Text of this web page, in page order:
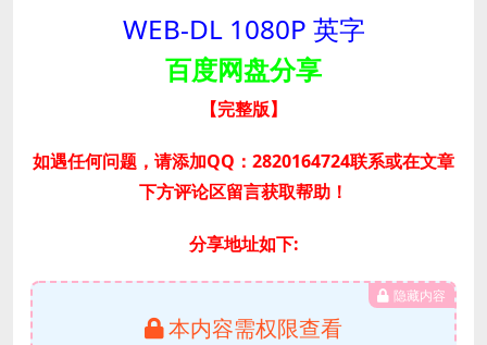
WEB-DL 1080P 英字
百度网盘分享
【完整版】
如遇任何问题，请添加QQ：2820164724联系或在文章
下方评论区留言获取帮助！
分享地址如下:
隐藏内容
本内容需权限查看